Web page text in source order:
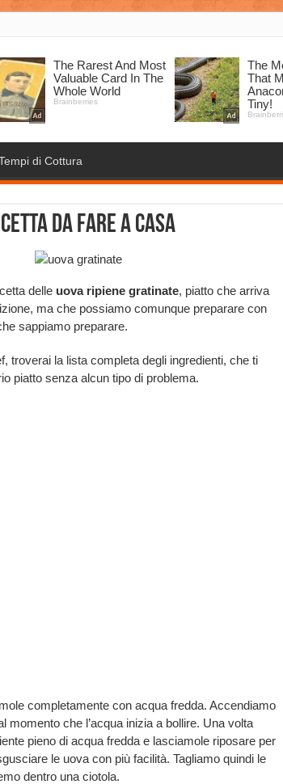
di Cottura
da fare a casa
delle uova ripiene gratinate, piatto che arriva
ma che possiamo comunque preparare con
sappiamo preparare.
troverai la lista completa degli ingredienti, che ti
piatto senza alcun tipo di problema.
completamente con acqua fredda. Accendiamo
momento che l’acqua inizia a bollire. Una volta
pieno di acqua fredda e lasciamole riposare per
le uova con più facilità. Tagliamo quindi le
dentro una ciotola.